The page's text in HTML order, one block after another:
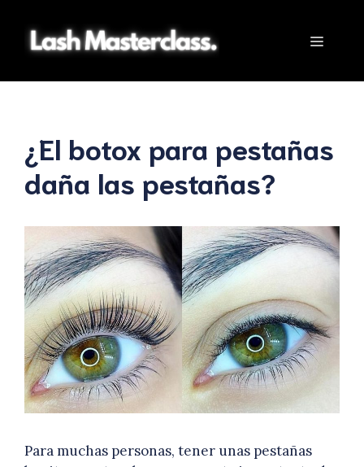
contenido
Menú
¿El botox para pestañas
daña las pestañas?
Para muchas personas, tener unas pestañas